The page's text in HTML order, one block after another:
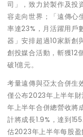
司」，致力於製作及投
容走向世界；「遠傳心
率達23%，月活躍用戶
器」安排超過10家新創
創投媒合活動，斬獲12
破1億元。
考量遠傳與亞太合併生
僅公布2023年上半年
年上半年合併總營收將
計將成長1.9%，達到
估2023年上半年每股